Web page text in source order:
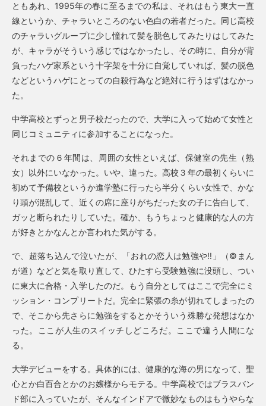
ともあれ、1995年の春に至るまでの私は、それはもう東大一直
線というか、チャラいところのない色白の若者だった。同じ高校
のチャラいグループに少し憧れて髪を脱色してみたりはしてみた
が、キャラがそういう感じではなかったし、その時に、自分が背
負ったハゲ家系という十字架を十分に自覚していれば、髪の脱色
などというハゲにとっての自殺行為など絶対に行うはずはなかっ
た。
中学高校とずっと男子校だったので、大学に入って始めて女性と
同じコミュニティに参加することになった。
それまでの６年間は、周囲の女性といえば、保健室の先生（熟
女）以外にいなかった。いや、違った。高校３年の最初くらいに
初めて予備校というか進学塾に行ったら半分くらい女性で、かな
り頭が混乱して、近くの席に座りがちだった女の子に告白して、
ガッと断られたりしていた。確か、もうちょっと健康的な人の方
が好きとかなんとか言われた気がする。
で、超落ち込んで泣いたが、「おれの恋人は勉強や!!」（©まん
が道）などと気を取り直して、ひたすら受験勉強に没頭し、つい
に東大に合格・入学したのだ。もう自分としてはここで完全にミ
ッション・コンプリートだ。完全に緊張の糸が切れてしまったの
で、そこから先さらに勉強をするとかそういう殊勝な発想はなか
った。ここが人生のスイッチしどころだ。ここで違う人間にな
る。
大学デビューをする。具体的には、健康的な海の男になって、聖
心とか白百合とかのお嬢様からモテる。中学高校ではブラスバン
ド部に入っていたが、そんなインドアで微妙なものはもうやらな